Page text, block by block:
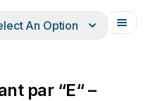
Français
An Option
par “E“ –